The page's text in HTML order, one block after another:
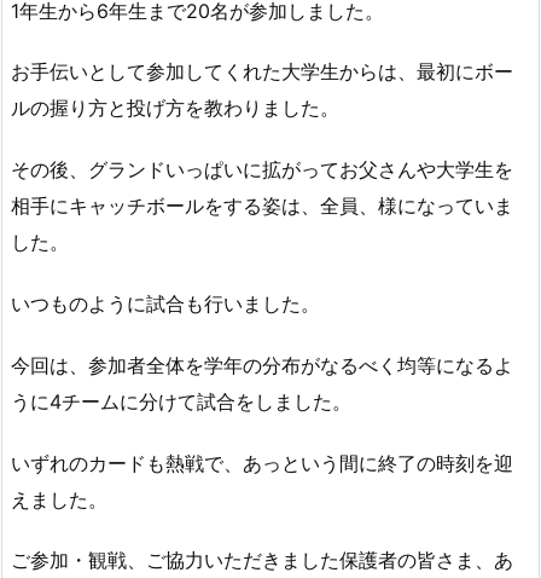
1年生から6年生まで20名が参加しました。
お手伝いとして参加してくれた大学生からは、最初にボー
ルの握り方と投げ方を教わりました。
その後、グランドいっぱいに拡がってお父さんや大学生を
相手にキャッチボールをする姿は、全員、様になっていま
した。
いつものように試合も行いました。
今回は、参加者全体を学年の分布がなるべく均等になるよ
うに4チームに分けて試合をしました。
いずれのカードも熱戦で、あっという間に終了の時刻を迎
えました。
ご参加・観戦、ご協力いただきました保護者の皆さま、あ